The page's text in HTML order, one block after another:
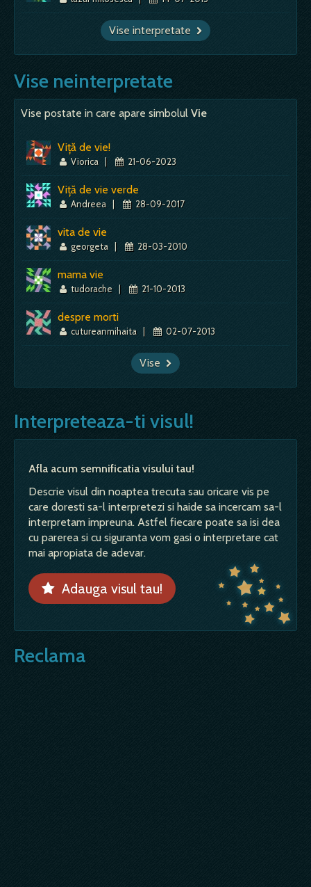
Vise interpretate
Vise neinterpretate
Vise postate in care apare simbolul Vie
Viță de vie!
Viorica | 21-06-2023
Viță de vie verde
Andreea | 28-09-2017
vita de vie
georgeta | 28-03-2010
mama vie
tudorache | 21-10-2013
despre morti
cutureanmihaita | 02-07-2013
Vise
Interpreteaza-ti visul!
Afla acum semnificatia visului tau!
Descrie visul din noaptea trecuta sau oricare vis pe
care doresti sa-l interpretezi si haide sa incercam sa-l
interpretam impreuna. Astfel fiecare poate sa isi dea
cu parerea si cu siguranta vom gasi o interpretare cat
mai apropiata de adevar.
Adauga visul tau!
Reclama